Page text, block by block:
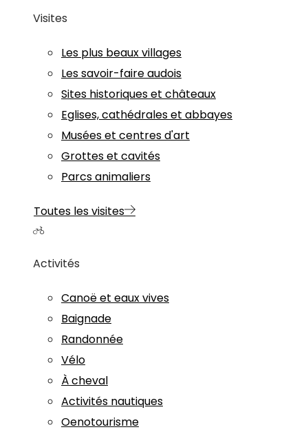
Visites
Les plus beaux villages
Les savoir-faire audois
Sites historiques et châteaux
Eglises, cathédrales et abbayes
Musées et centres d'art
Grottes et cavités
Parcs animaliers
Toutes les visites
Activités
Canoë et eaux vives
Baignade
Randonnée
Vélo
À cheval
Activités nautiques
Oenotourisme